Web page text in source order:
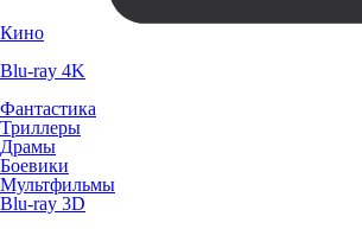
Кино
Blu-ray 4K
Фантастика
Триллеры
Драмы
Боевики
Мультфильмы
Blu-ray 3D